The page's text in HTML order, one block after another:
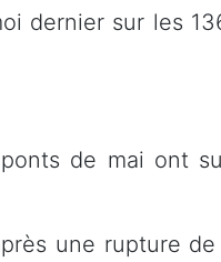
dernier sur les
de mai ont
une rupture